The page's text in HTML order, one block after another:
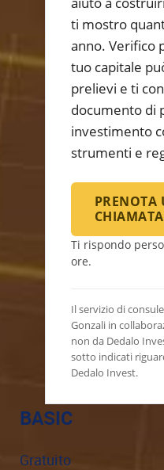
ti mostro
anno. Verifico
tuo capitale
prelievi e ti
documento di
investimento
strumenti e
PRENOTA
Ti rispondo
ore.
Il servizio di
Gonzali in
non da Dedalo
sotto indicati
Dedalo Invest.
BASIC
Gratuito